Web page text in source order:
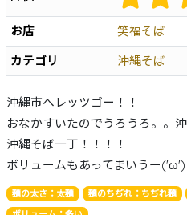
特集
お店
笑福そば
カテゴリ
沖縄そば
沖縄市へレッツゴー！！
おなかすいたのでうろうろ。。
沖縄そば一丁！！！！
ボリュームもあってまいうー('ω')
麺の太さ：太麺 麺のちぢれ：ちぢれ麺